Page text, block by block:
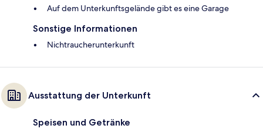
Auf dem Unterkunftsgelände gibt es eine Garage
Sonstige Informationen
Nichtraucherunterkunft
Ausstattung der Unterkunft
Speisen und Getränke